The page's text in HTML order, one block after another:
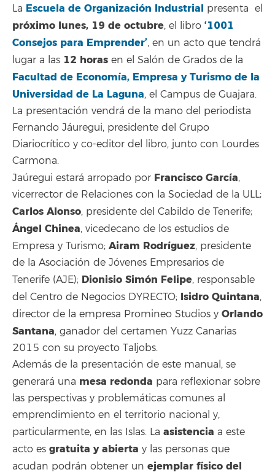
La Escuela de Organización Industrial presenta el
próximo lunes, 19 de octubre, el libro ‘1001
Consejos para Emprender’, en un acto que tendrá
lugar a las 12 horas en el Salón de Grados de la
Facultad de Economía, Empresa y Turismo de la
Universidad de La Laguna, el Campus de Guajara.
La presentación vendrá de la mano del periodista
Fernando Jáuregui, presidente del Grupo
Diariocrítico y co-editor del libro, junto con Lourdes
Carmona.
Jaúregui estará arropado por Francisco García,
vicerrector de Relaciones con la Sociedad de la ULL;
Carlos Alonso, presidente del Cabildo de Tenerife;
Ángel Chinea, vicedecano de los estudios de
Empresa y Turismo; Airam Rodríguez, presidente
de la Asociación de Jóvenes Empresarios de
Tenerife (AJE); Dionisio Simón Felipe, responsable
del Centro de Negocios DYRECTO; Isidro Quintana,
director de la empresa Promineo Studios y Orlando
Santana, ganador del certamen Yuzz Canarias
2015 con su proyecto Taljobs.
Además de la presentación de este manual, se
generará una mesa redonda para reflexionar sobre
las perspectivas y problemáticas comunes al
emprendimiento en el territorio nacional y,
particularmente, en las Islas. La asistencia a este
acto es gratuita y abierta y las personas que
acudan podrán obtener un ejemplar físico del